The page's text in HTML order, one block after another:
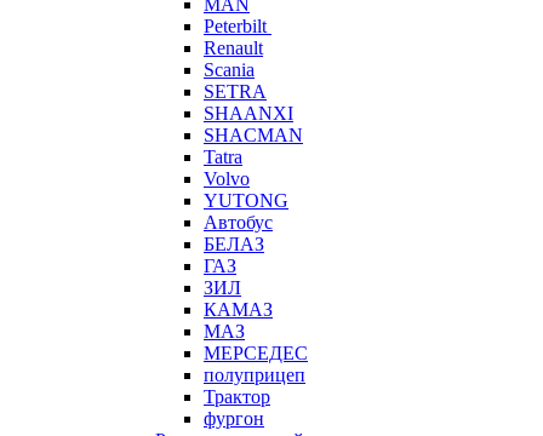
MAN
Peterbilt
Renault
Scania
SETRA
SHAANXI
SHACMAN
Tatra
Volvo
YUTONG
Автобус
БЕЛАЗ
ГАЗ
ЗИЛ
КАМАЗ
МАЗ
МЕРСЕДЕС
полуприцеп
Трактор
фургон